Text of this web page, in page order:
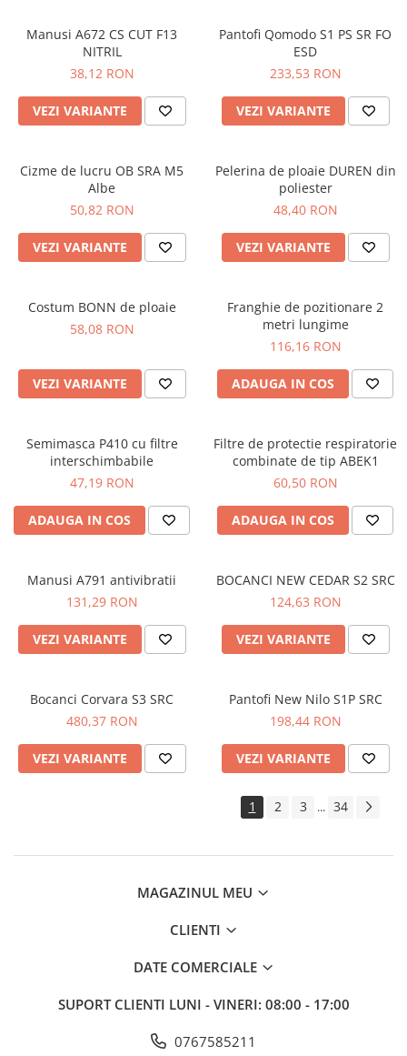
PROTECTIE MECANICA
PROTECTIE TAIERE SI PERFORATII
PROTECTIE CHIMICA
PROTECTIE SUDURA
ANTIVIBRATII
UNICA FOLOSINTA
PROTECTIE LA IMPACT
PROTECTIE AUDITIVA
LUCRU LA INALTIME
AVERTIZARE SI PRIM AJUTOR
TRICOURI POLO
PROSOAPE
PRODUSE DE VOIAJ
CASTI DE PROTECTIE
PROTECTIA OCHILOR
OCHELARI
Manusi A672 CS CUT F13
NITRIL
38,12 RON
VEZI VARIANTE
Pantofi Qomodo S1 PS SR FO
ESD
233,53 RON
VEZI VARIANTE
Cizme de lucru OB SRA M5
Albe
50,82 RON
VEZI VARIANTE
Pelerina de ploaie DUREN din
poliester
48,40 RON
VEZI VARIANTE
Costum BONN de ploaie
58,08 RON
VEZI VARIANTE
Franghie de pozitionare 2
metri lungime
116,16 RON
ADAUGA IN COS
Semimasca P410 cu filtre
interschimbabile
47,19 RON
ADAUGA IN COS
Filtre de protectie respiratorie
combinate de tip ABEK1
60,50 RON
ADAUGA IN COS
Manusi A791 antivibratii
131,29 RON
VEZI VARIANTE
BOCANCI NEW CEDAR S2 SRC
124,63 RON
VEZI VARIANTE
Bocanci Corvara S3 SRC
480,37 RON
VEZI VARIANTE
Pantofi New Nilo S1P SRC
198,44 RON
VEZI VARIANTE
1 2 3 ... 34
MAGAZINUL MEU
CLIENTI
DATE COMERCIALE
SUPORT CLIENTI LUNI - VINERI: 08:00 - 17:00
0767585211